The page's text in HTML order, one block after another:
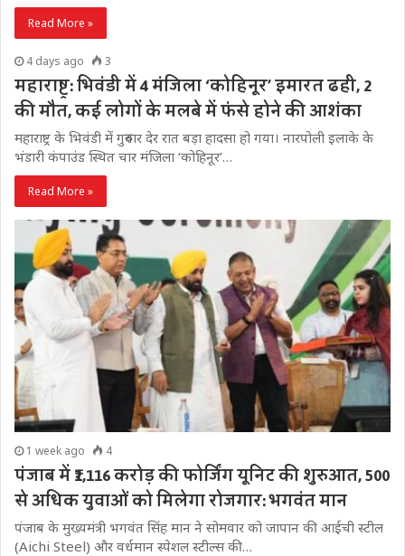
Read More »
4 days ago 3
महाराष्ट्र: भिवंडी में 4 मंजिला ‘कोहिनूर’ इमारत ढही, 2
की मौत, कई लोगों के मलबे में फंसे होने की आशंका
महाराष्ट्र के भिवंडी में गुरुवार देर रात बड़ा हादसा हो गया। नारपोली इलाके के
भंडारी कंपाउंड स्थित चार मंजिला ‘कोहिनूर’…
Read More »
1 week ago 4
पंजाब में ₹1,116 करोड़ की फोर्जिंग यूनिट की शुरुआत, 500
से अधिक युवाओं को मिलेगा रोजगार: भगवंत मान
पंजाब के मुख्यमंत्री भगवंत सिंह मान ने सोमवार को जापान की आईची स्टील
(Aichi Steel) और वर्धमान स्पेशल स्टील्स की…